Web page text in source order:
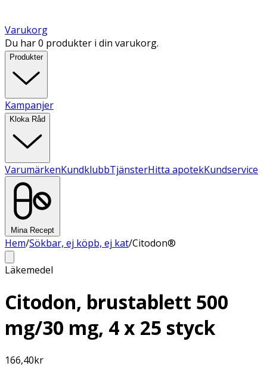
Varukorg
Du har 0 produkter i din varukorg.
Produkter
Kampanjer
Kloka Råd
VarumärkenKundklubbTjänsterHitta apotekKundservice
Mina Recept
Hem/Sökbar, ej köpb, ej kat/Citodon®
Läkemedel
Citodon, brustablett 500
mg/30 mg, 4 x 25 styck
166,40kr